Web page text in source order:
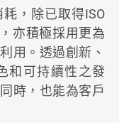
，除已取得ISO
亦積極採用更為
用。透過創新、
和可持續性之發
時，也能為客戶